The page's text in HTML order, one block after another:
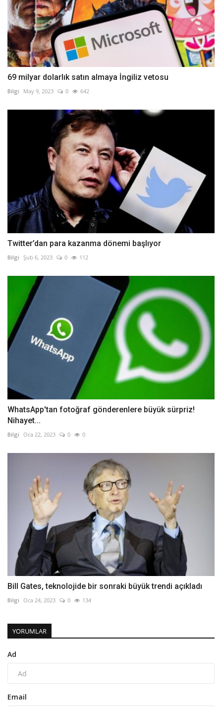
69 milyar dolarlık satın almaya İngiliz vetosu
Bilgi May 9, 2023 0 642
Twitter’dan para kazanma dönemi başlıyor
Bilgi Şub 6, 2023 0 112
WhatsApp'tan fotoğraf gönderenlere büyük sürpriz!
Nihayet...
Bilgi Oca 22, 2023 0 0
Bill Gates, teknolojide bir sonraki büyük trendi açıkladı
Bilgi Oca 24, 2023 0 134
YORUMLAR
Ad
Email